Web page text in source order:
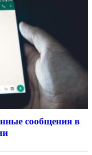
сообщения в